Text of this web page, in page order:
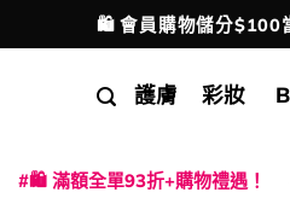
to
🛍️ 會員購物儲分$100
護膚 彩妝
🛍️ 滿額全單93折+購物禮遇！